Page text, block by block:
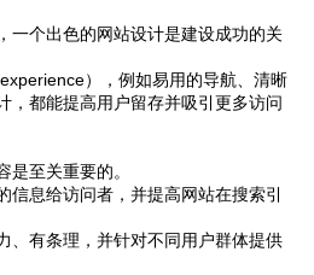
一个出色的网站设计是建设成功的关
），例如易用的导航、清晰
，都能提高用户留存并吸引更多访问
是至关重要的。
信息给访问者，并提高网站在搜索引
、有条理，并针对不同用户群体提供